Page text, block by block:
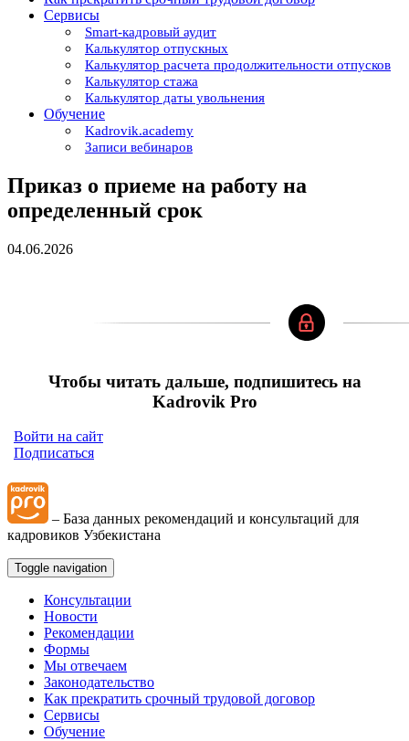
Сервисы
Smart-кадровый аудит
Калькулятор отпускных
Калькулятор расчета продолжительности отпусков
Калькулятор стажа
Калькулятор даты увольнения
Обучение
Kadrovik.academy
Записи вебинаров
Приказ о приеме на работу на
определенный срок
04.06.2026
Чтобы читать дальше, подпишитесь на
Kadrovik Pro
Войти на сайт
Подписаться
– База данных рекомендаций и консультаций для
кадровиков Узбекистана
Toggle navigation
Консультации
Новости
Рекомендации
Формы
Мы отвечаем
Законодательство
Как прекратить срочный трудовой договор
Сервисы
Обучение